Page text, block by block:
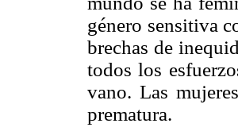
género sensitiva
brechas de
todos los
vano. Las
prematura.